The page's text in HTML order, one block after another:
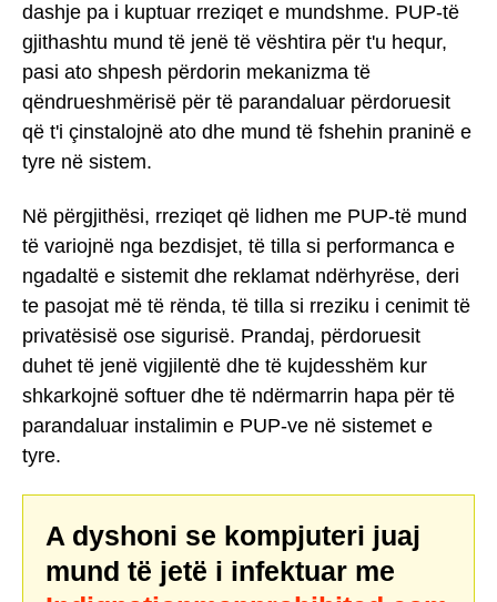
dashje pa i kuptuar rreziqet e mundshme. PUP-të
gjithashtu mund të jenë të vështira për t'u hequr,
pasi ato shpesh përdorin mekanizma të
qëndrueshmërisë për të parandaluar përdoruesit
që t'i çinstalojnë ato dhe mund të fshehin praninë e
tyre në sistem.
Në përgjithësi, rreziqet që lidhen me PUP-të mund
të variojnë nga bezdisjet, të tilla si performanca e
ngadaltë e sistemit dhe reklamat ndërhyrëse, deri
te pasojat më të rënda, të tilla si rreziku i cenimit të
privatësisë ose sigurisë. Prandaj, përdoruesit
duhet të jenë vigjilentë dhe të kujdesshëm kur
shkarkojnë softuer dhe të ndërmarrin hapa për të
parandaluar instalimin e PUP-ve në sistemet e
tyre.
A dyshoni se kompjuteri juaj
mund të jetë i infektuar me